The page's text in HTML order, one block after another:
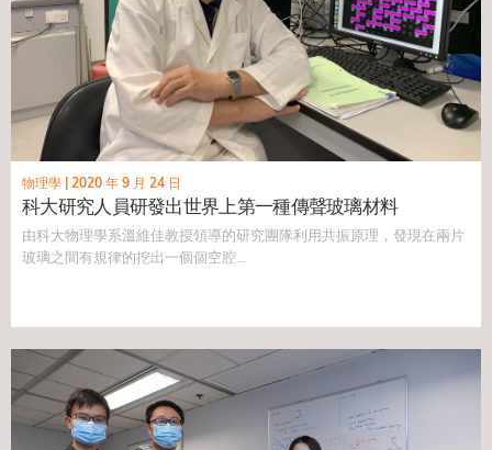
物理學 | 2020 年 9 月 24 日
科大研究人員研發出世界上第一種傳聲玻璃材料
由科大物理學系溫維佳教授領導的研究團隊利用共振原理，發現在兩片
玻璃之間有規律的挖出一個個空腔...